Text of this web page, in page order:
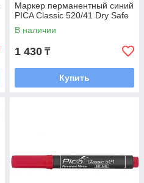
Маркер перманентный синий
PICA Classic 520/41 Dry Safe
В наличии
1 430 ₸
Купить